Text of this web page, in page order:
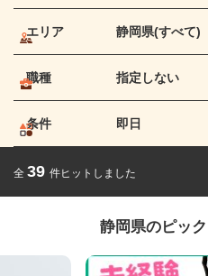
エリア 静岡県(すべて)
職種 指定しない
条件 即日
全 39 件ヒットしました
静岡県のピッ